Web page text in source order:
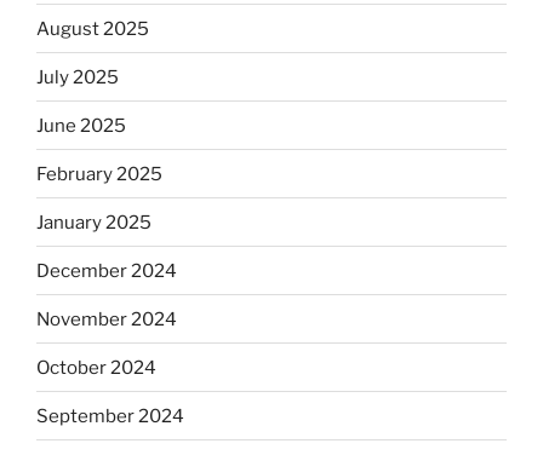
August 2025
July 2025
June 2025
February 2025
January 2025
December 2024
November 2024
October 2024
September 2024